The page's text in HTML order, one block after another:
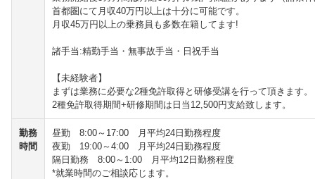
首都圏にて月収40万円以上は十分に可能です。
月収45万円以上の乗務員も多数在籍してます!
諸手当:精勤手当・無事故手当・日祝手当
【未経験者】
まずは業務に必要な2種免許取得と研修受講を行って頂きます。
2種免許取得期間+研修期間は日当12,500円支給致します。
勤務
時間
昼勤 8:00～17:00 月平均24日勤務程度
夜勤 19:00～4:00 月平均24日勤務程度
隔日勤務 8:00～1:00 月平均12日勤務程度
*就業時間のご相談応じます。